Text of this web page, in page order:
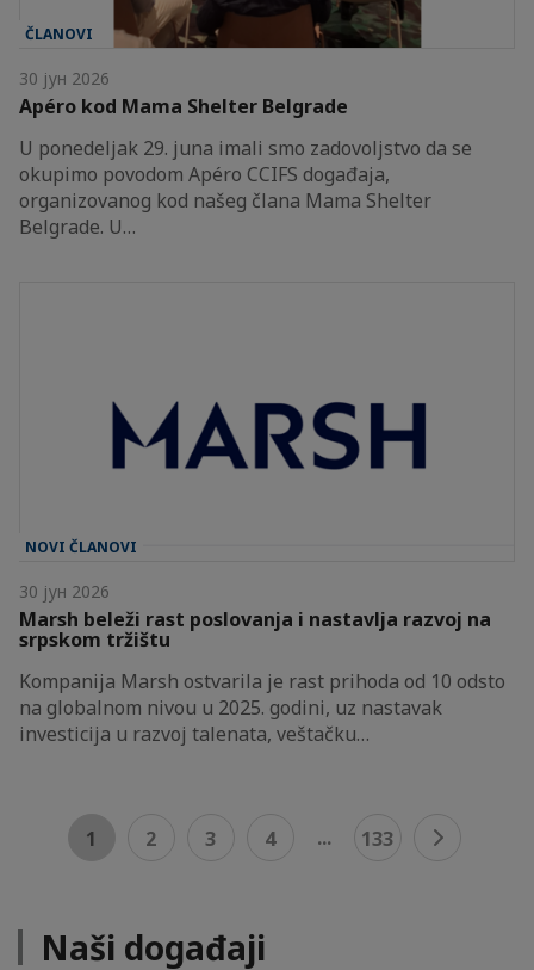
ČLANOVI
30 јун 2026
Apéro kod Mama Shelter Belgrade
U ponedeljak 29. juna imali smo zadovoljstvo da se
okupimo povodom Apéro CCIFS događaja,
organizovanog kod našeg člana Mama Shelter
Belgrade. U…
NOVI ČLANOVI
30 јун 2026
Marsh beleži rast poslovanja i nastavlja razvoj na
srpskom tržištu
Kompanija Marsh ostvarila je rast prihoda od 10 odsto
na globalnom nivou u 2025. godini, uz nastavak
investicija u razvoj talenata, veštačku…
1 2 3 4 ... 133
Naši događaji